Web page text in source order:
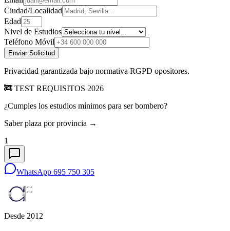
Ciudad/Localidad
Edad
Nivel de Estudios
Teléfono Móvil
Enviar Solicitud
Privacidad garantizada bajo normativa RGPD opositores.
🚒 TEST REQUISITOS 2026
¿Cumples los estudios mínimos para ser bombero?
Saber plaza por provincia →
1
WhatsApp 695 750 305
Desde 2012